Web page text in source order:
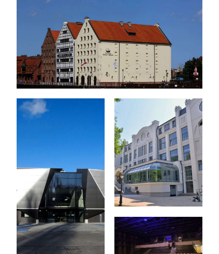
Narodowe Muzeum Morskie - Gdańsk
Pałac kultury
Ziemeļblāzma